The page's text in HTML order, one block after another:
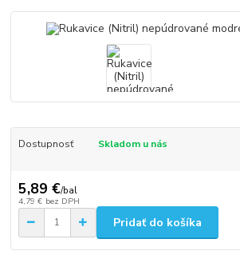
Dostupnosť Skladom u nás
5,89 €/bal
4,79 € bez DPH
Pridať do košíka